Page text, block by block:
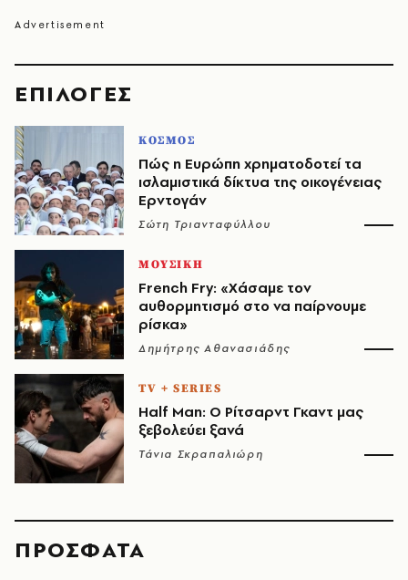
EΠΙΛΟΓΈΣ
ΚΟΣΜΟΣ
Πώς η Ευρώπη χρηματοδοτεί τα
ισλαμιστικά δίκτυα της οικογένειας
Ερντογάν
Σώτη Τριανταφύλλου
ΜΟΥΣΙΚΗ
French Fry: «Χάσαμε τον
αυθορμητισμό στο να παίρνουμε
ρίσκα»
Δημήτρης Αθανασιάδης
TV + SERIES
Half Man: Ο Ρίτσαρντ Γκαντ μας
ξεβολεύει ξανά
Τάνια Σκραπαλιώρη
ΠΡΟΣΦΑΤΑ